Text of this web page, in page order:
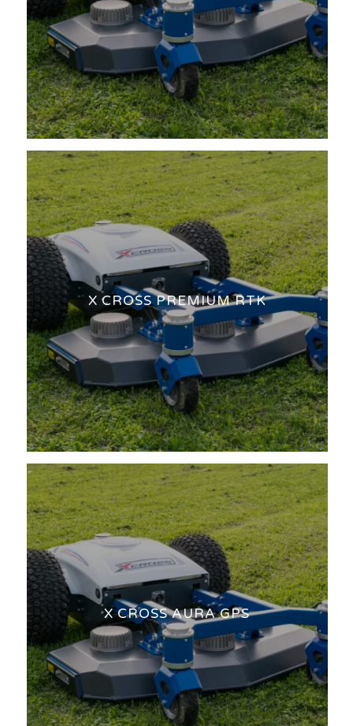
X CROSS PREMIUM RTK
X CROSS AURA GPS